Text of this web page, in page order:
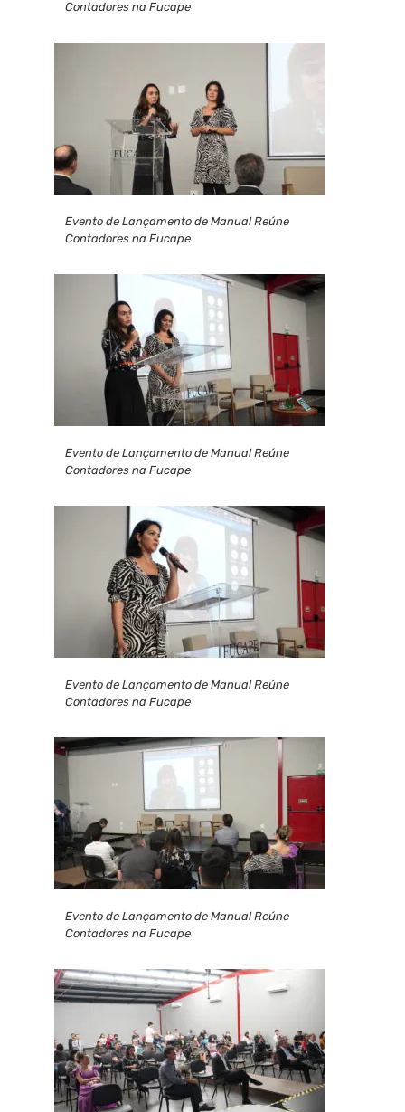
Contadores na Fucape
Evento de Lançamento de Manual Reúne
Contadores na Fucape
Evento de Lançamento de Manual Reúne
Contadores na Fucape
Evento de Lançamento de Manual Reúne
Contadores na Fucape
Evento de Lançamento de Manual Reúne
Contadores na Fucape